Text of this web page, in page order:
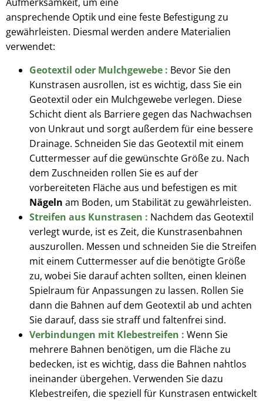
ansprechende Optik und eine feste Befestigung zu
gewährleisten. Diesmal werden andere Materialien
verwendet:
Geotextil oder Mulchgewebe : Bevor Sie den
Kunstrasen ausrollen, ist es wichtig, dass Sie ein
Geotextil oder ein Mulchgewebe verlegen. Diese
Schicht dient als Barriere gegen das Nachwachsen
von Unkraut und sorgt außerdem für eine bessere
Drainage. Schneiden Sie das Geotextil mit einem
Cuttermesser auf die gewünschte Größe zu. Nach
dem Zuschneiden rollen Sie es auf der
vorbereiteten Fläche aus und befestigen es mit
Nägeln am Boden, um Stabilität zu gewährleisten.
Streifen aus Kunstrasen : Nachdem das Geotextil
verlegt wurde, ist es Zeit, die Kunstrasenbahnen
auszurollen. Messen und schneiden Sie die Streifen
mit einem Cuttermesser auf die benötigte Größe
zu, wobei Sie darauf achten sollten, einen kleinen
Spielraum für Anpassungen zu lassen. Rollen Sie
dann die Bahnen auf dem Geotextil ab und achten
Sie darauf, dass sie straff und faltenfrei sind.
Verbindungen mit Klebestreifen : Wenn Sie
mehrere Bahnen benötigen, um die Fläche zu
bedecken, ist es wichtig, dass die Bahnen nahtlos
ineinander übergehen. Verwenden Sie dazu
Klebestreifen, die speziell für Kunstrasen entwickelt